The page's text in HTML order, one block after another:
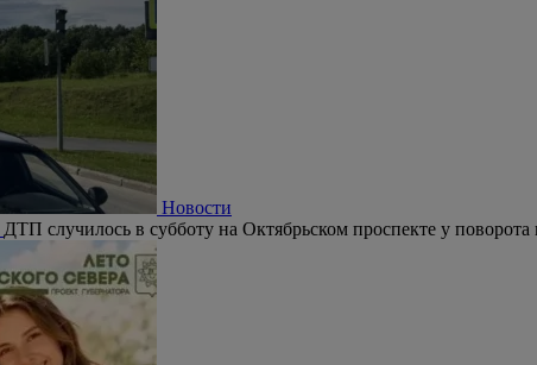
Новости
ДТП случилось в субботу на Октябрьском проспекте у поворота